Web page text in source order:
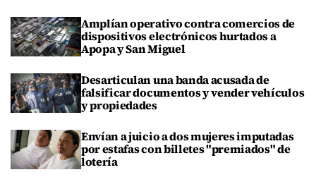
Amplían operativo contra comercios de
dispositivos electrónicos hurtados a
Apopa y San Miguel
Desarticulan una banda acusada de
falsificar documentos y vender vehículos
y propiedades
Envían a juicio a dos mujeres imputadas
por estafas con billetes "premiados" de
lotería